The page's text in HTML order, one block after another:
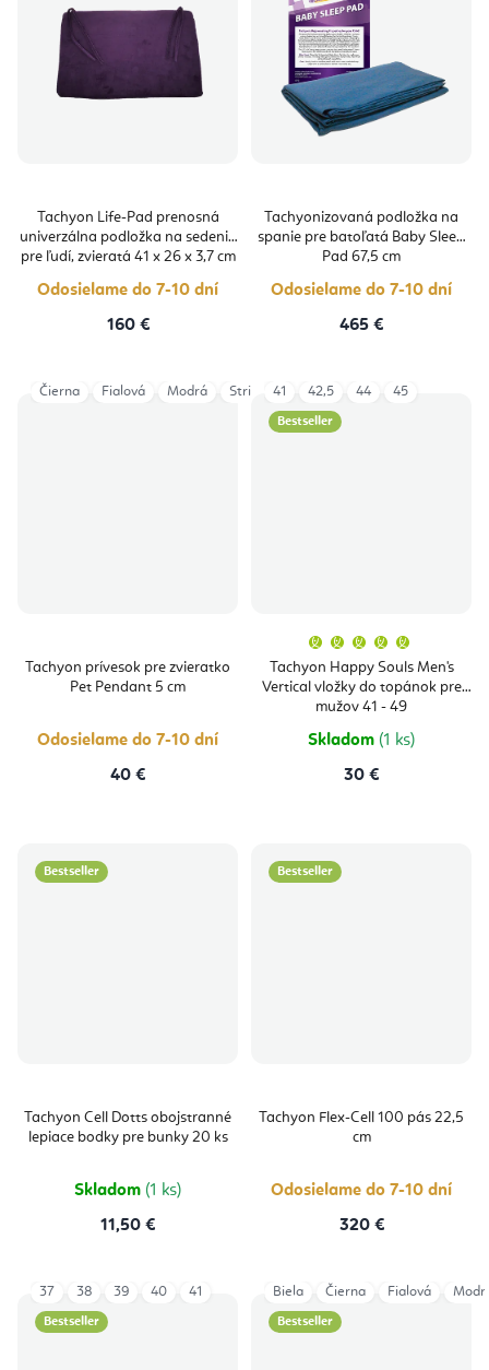
Tachyon Life-Pad prenosná
univerzálna podložka na sedenie
pre ľudí, zvieratá 41 x 26 x 3,7 cm
Odosielame do 7-10 dní
160 €
Tachyonizovaná podložka na
spanie pre batoľatá Baby Sleep
Pad 67,5 cm
Odosielame do 7-10 dní
465 €
Tachyon prívesok pre zvieratko
Pet Pendant 5 cm
Odosielame do 7-10 dní
40 €
Čierna Fialová Modrá Strieborná Zelená Zlatá
Bestseller
Tachyon Happy Souls Men's
Vertical vložky do topánok pre
mužov 41 - 49
produktu
je
5,0
Skladom (1 ks)
30 €
41 42,5 44 45
Bestseller
Tachyon Cell Dotts obojstranné
lepiace bodky pre bunky 20 ks
Skladom (1 ks)
11,50 €
Bestseller
Tachyon Flex-Cell 100 pás 22,5
cm
Odosielame do 7-10 dní
320 €
Bestseller
37 38 39 40 41
Bestseller
Biela Čierna Fialová